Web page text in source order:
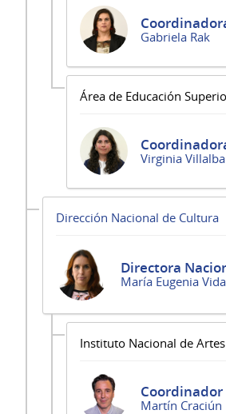
Gabriela Rak
Área de Educación
Virginia Villalba
Dirección Nacional de Cultura
Directora
María Eugenia
Instituto Nacional de
Coordinador
Martín Craciún